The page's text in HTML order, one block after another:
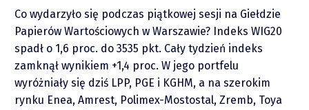
Wsparcie
Co wydarzyło się podczas piątkowej sesji na Giełdzie
Papierów Wartościowych w Warszawie? Indeks WIG20
spadł o 1,6 proc. do 3535 pkt. Cały tydzień indeks
zamknął wynikiem +1,4 proc. W jego portfelu
wyróżniały się dziś LPP, PGE i KGHM, a na szerokim
rynku Enea, Amrest, Polimex-Mostostal, Zremb, Toya